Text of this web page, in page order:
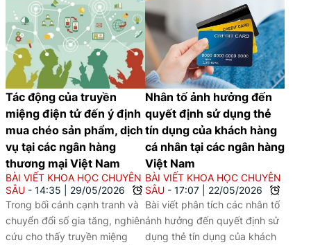
tệ dưới các kịch bản khác nhau.
Tác động của truyền
miệng điện tử đến ý định
mua chéo sản phẩm, dịch
vụ tại các ngân hàng
thương mại Việt Nam
BÀI VIẾT KHOA HỌC CHUYÊN
SÂU
14:35
29/05/2026
Trong bối cảnh cạnh tranh và
chuyển đổi số gia tăng, nghiên
cứu cho thấy truyền miệng
Nhân tố ảnh hưởng đến
quyết định sử dụng thẻ
tín dụng của khách hàng
cá nhân tại các ngân hàng
Việt Nam
BÀI VIẾT KHOA HỌC CHUYÊN
SÂU
17:07
22/05/2026
Bài viết phân tích các nhân tố
ảnh hưởng đến quyết định sử
dụng thẻ tín dụng của khách